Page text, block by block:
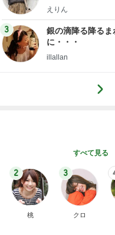
ファッションブロ
えりん
3
銀の滴降る降るま
に・・・
illallan
すべて見る
2
桃
3
クロ